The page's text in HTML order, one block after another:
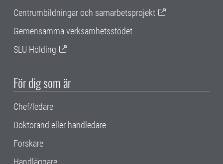
Centrumbildningar och samarbetsprojekt
Gemensamma verksamhetsstödet
SLU Holding
För dig som är
Chef/ledare
Doktorand eller handledare
Forskare